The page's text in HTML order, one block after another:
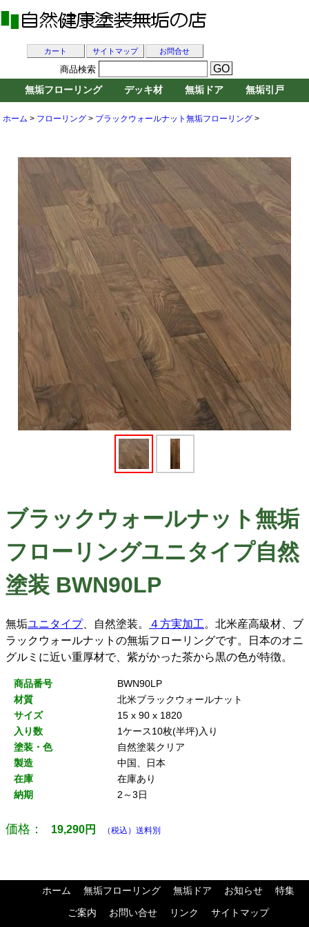
ホーム > フローリング > ブラックウォールナット無垢フローリング >
ブラックウォールナット無垢
フローリングユニタイプ自然
塗装 BWN90LP
無垢ユニタイプ、自然塗装。 ４方実加工。北米産高級材、ブ
ラックウォールナットの無垢フローリングです。日本のオニ
グルミに近い重厚材で、紫がかった茶から黒の色が特徴。
商品番号
BWN90LP
材質
北米ブラックウォールナット
サイズ
15 x 90 x 1820
入り数
1ケース10枚(半坪)入り
塗装・色
自然塗装クリア
製造
中国、日本
在庫
在庫あり
納期
2～3日
価格： 19,290円 （税込）送料別
カート サイトマップ お問合せ
商品検索
無垢フローリング デッキ材 無垢ドア 無垢引戸
ホーム 無垢フローリング 無垢ドア お知らせ
特集
ご案内
お問い合せ リンク サイトマップ